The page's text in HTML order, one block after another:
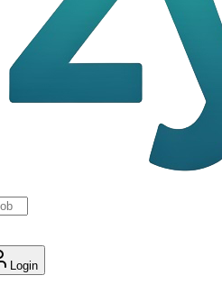
Login